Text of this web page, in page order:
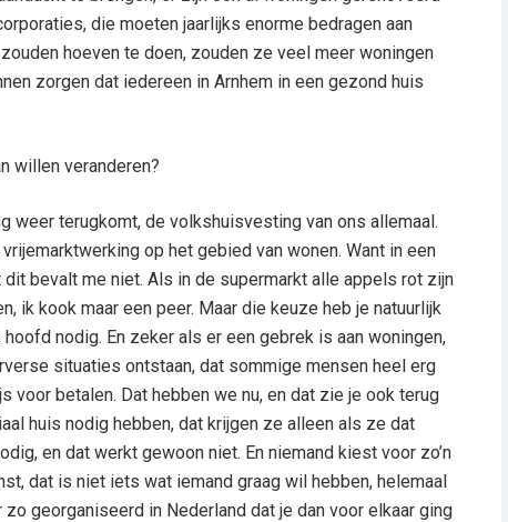
die moeten jaarlijks enorme bedragen aan
hoeven te doen, zouden ze veel meer woningen
zorgen dat iedereen in Arnhem in een gezond huis
willen veranderen?
weer terugkomt, de volkshuisvesting van ons allemaal.
op het gebied van wonen. Want in een
bevalt me niet. Als in de supermarkt alle appels rot zijn
ik kook maar een peer. Maar die keuze heb je natuurlijk
nodig. En zeker als er een gebrek is aan woningen,
situaties ontstaan, dat sommige mensen heel erg
voor betalen. Dat hebben we nu, en dat zie je ook terug
huis nodig hebben, dat krijgen ze alleen als ze dat
en dat werkt gewoon niet. En niemand kiest voor zo’n
dat is niet iets wat iemand graag wil hebben, helemaal
georganiseerd in Nederland dat je dan voor elkaar ging